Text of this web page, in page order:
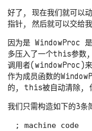
好了, 现在我们就可以
指针, 然后就可以交给
因为是 WindowProc
多压入了一个this参数
调用者(windowProc)
作为成员函数的
的, this被自动清除,
我们只需构造如下的3条
; machine